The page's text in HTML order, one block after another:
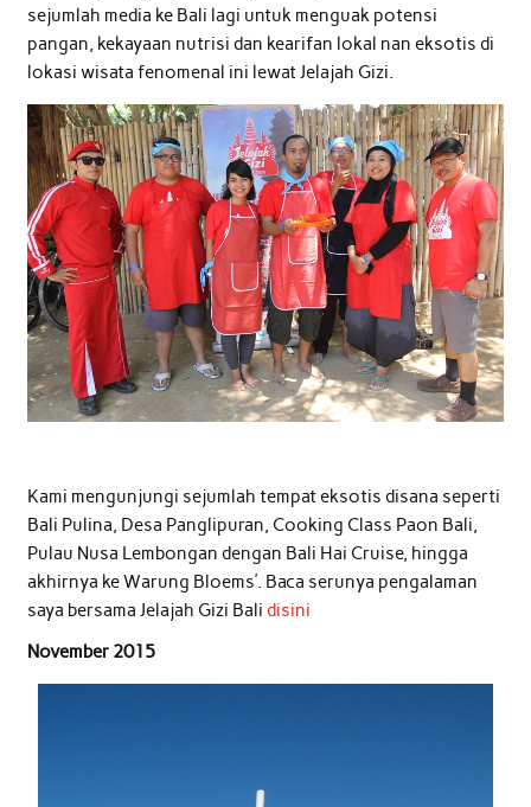
sejumlah media ke Bali lagi untuk menguak potensi
pangan, kekayaan nutrisi dan kearifan lokal nan eksotis di
lokasi wisata fenomenal ini lewat Jelajah Gizi.
Kami mengunjungi sejumlah tempat eksotis disana seperti
Bali Pulina, Desa Panglipuran, Cooking Class Paon Bali,
Pulau Nusa Lembongan dengan Bali Hai Cruise, hingga
akhirnya ke Warung Bloems’. Baca serunya pengalaman
saya bersama Jelajah Gizi Bali disini
November 2015